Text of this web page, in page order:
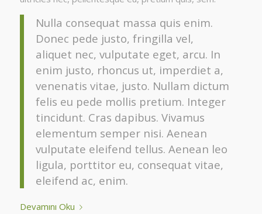
Nulla consequat massa quis enim.
Donec pede justo, fringilla vel,
aliquet nec, vulputate eget, arcu. In
enim justo, rhoncus ut, imperdiet a,
venenatis vitae, justo. Nullam dictum
felis eu pede mollis pretium. Integer
tincidunt. Cras dapibus. Vivamus
elementum semper nisi. Aenean
vulputate eleifend tellus. Aenean leo
ligula, porttitor eu, consequat vitae,
eleifend ac, enim.
Devamını Oku